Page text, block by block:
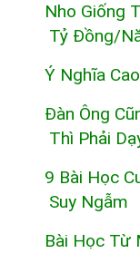
Nho Giống
Tỷ Đồng/
Ý Nghĩa
Đàn Ông
Thì Phải
9 Bài Học
Suy Ngẫm
Bài Học Từ